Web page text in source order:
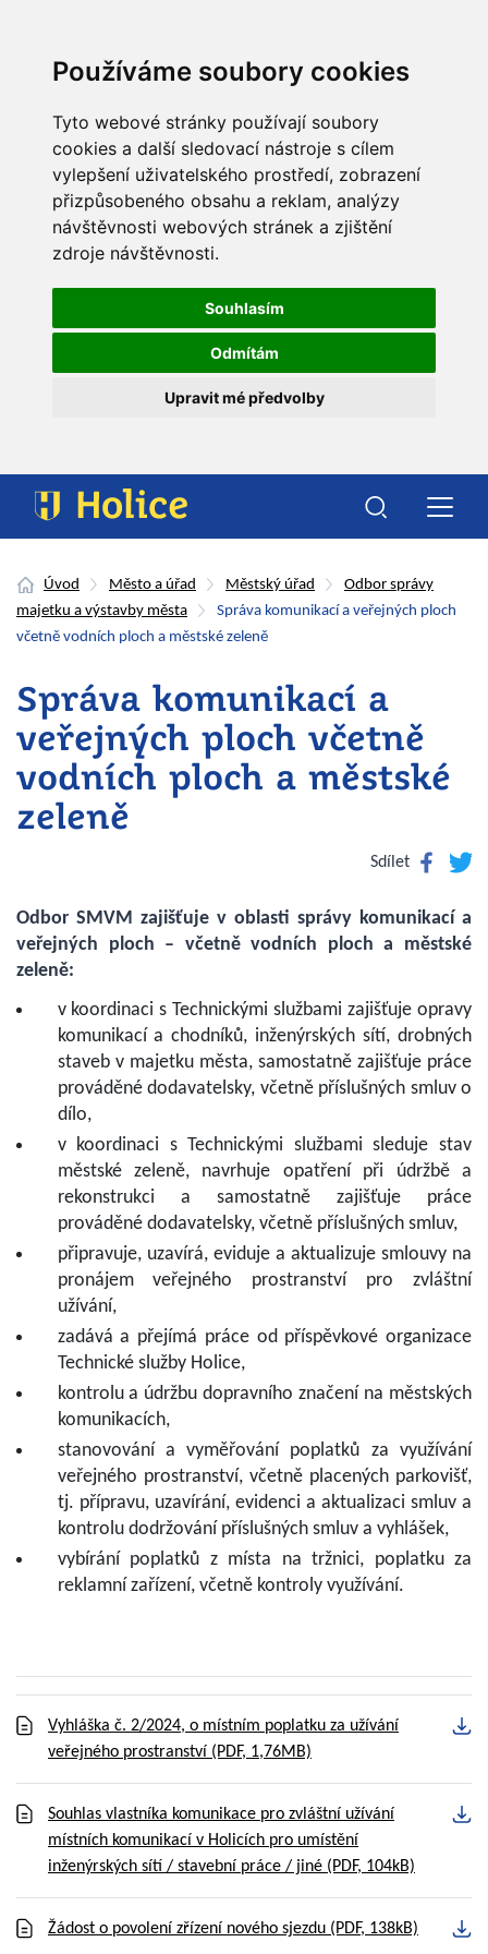
Používáme soubory cookies
Tyto webové stránky používají soubory
cookies a další sledovací nástroje s cílem
vylepšení uživatelského prostředí, zobrazení
přizpůsobeného obsahu a reklam, analýzy
návštěvnosti webových stránek a zjištění
zdroje návštěvnosti.
Souhlasím
Odmítám
Upravit mé předvolby
Úvod Město a úřad Městský úřad
Odbor správy
majetku a výstavby města
Správa komunikací a veřejných ploch
včetně vodních ploch a městské zeleně
Správa komunikací a
veřejných ploch včetně
vodních ploch a městské
zeleně
Sdílet Facebook
Odbor SMVM zajišťuje v oblasti správy komunikací a
veřejných ploch – včetně vodních ploch a městské
zeleně:
v koordinaci s Technickými službami zajišťuje opravy
komunikací a chodníků, inženýrských sítí, drobných
staveb v majetku města, samostatně zajišťuje práce
prováděné dodavatelsky, včetně příslušných smluv o
dílo,
v koordinaci s Technickými službami sleduje stav
městské zeleně, navrhuje opatření při údržbě a
rekonstrukci a samostatně zajišťuje práce
prováděné dodavatelsky, včetně příslušných smluv,
připravuje, uzavírá, eviduje a aktualizuje smlouvy na
pronájem veřejného prostranství pro zvláštní
užívání,
zadává a přejímá práce od příspěvkové organizace
Technické služby Holice,
kontrolu a údržbu dopravního značení na městských
komunikacích,
stanovování a vyměřování poplatků za využívání
veřejného prostranství, včetně placených parkovišť,
tj. přípravu, uzavírání, evidenci a aktualizaci smluv a
kontrolu dodržování příslušných smluv a vyhlášek,
vybírání poplatků z místa na tržnici, poplatku za
reklamní zařízení, včetně kontroly využívání.
Vyhláška č. 2/2024, o místním poplatku za užívání
veřejného prostranství (PDF, 1,76MB)
Souhlas vlastníka komunikace pro zvláštní užívání
místních komunikací v Holicích pro umístění
inženýrských sítí / stavební práce / jiné (PDF, 104kB)
Žádost o povolení zřízení nového sjezdu (PDF, 138kB)